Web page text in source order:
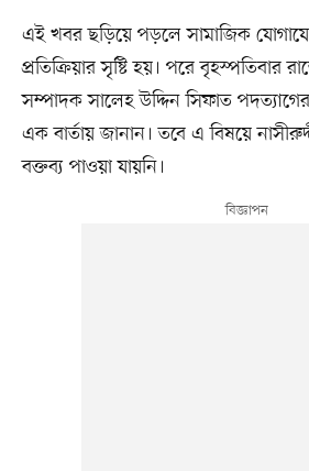
এই খবর ছড়িয়ে পড়লে সামাজিক
প্রতিক্রিয়ার সৃষ্টি হয়। পরে বৃহস্পতিবার
সম্পাদক সালেহ উদ্দিন সিফাত
এক বার্তায় জানান। তবে এ বিষয়ে
বক্তব্য পাওয়া যায়নি।